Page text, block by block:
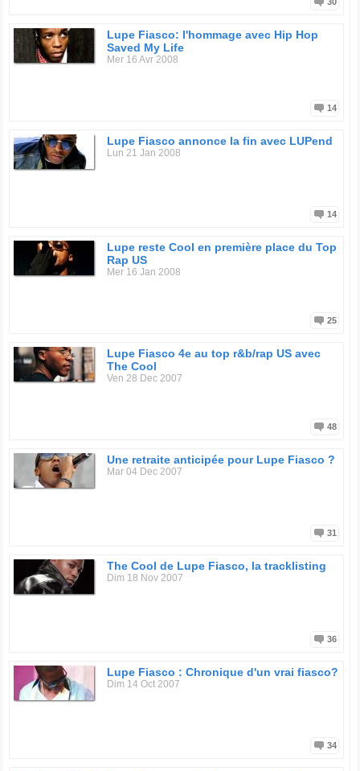
Lupe Fiasco: l'hommage avec Hip Hop
Saved My Life
Mer 16 Avr 2008
14
Lupe Fiasco annonce la fin avec LUPend
Lun 21 Jan 2008
14
Lupe reste Cool en première place du Top
Rap US
Mer 16 Jan 2008
25
Lupe Fiasco 4e au top r&b/rap US avec
The Cool
Ven 28 Dec 2007
48
Une retraite anticipée pour Lupe Fiasco ?
Mar 04 Dec 2007
31
The Cool de Lupe Fiasco, la tracklisting
Dim 18 Nov 2007
36
Lupe Fiasco : Chronique d'un vrai fiasco?
Dim 14 Oct 2007
34